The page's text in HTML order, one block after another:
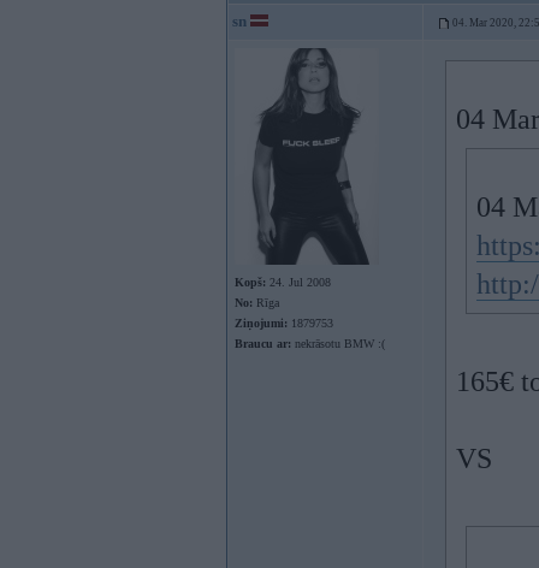
sn 04. Mar 2020,
Kopš: 24. Jul 2008
No: Rīga
Ziņojumi: 1879753
Braucu ar: nekrāsotu BMW :(
04
04
165€
VS